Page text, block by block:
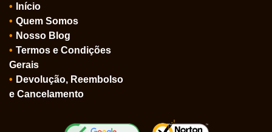
Início
Quem Somos
Nosso Blog
Termos e Condições
Gerais
Devolução, Reembolso
e Cancelamento